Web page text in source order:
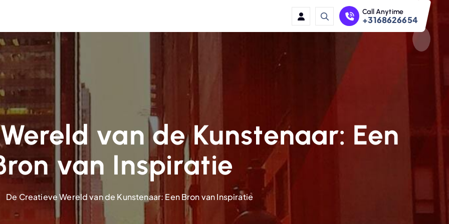
Call Anytime
+3168626654
van de Kunstenaar: Een
van Inspiratie
De Creatieve Wereld van de Kunstenaar: Een Bron van Inspiratie